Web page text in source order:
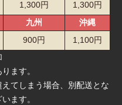
1,300円
1,300円
九州
沖縄
900円
1,100円
ます。
てしまう場合、別配送とな
ます。